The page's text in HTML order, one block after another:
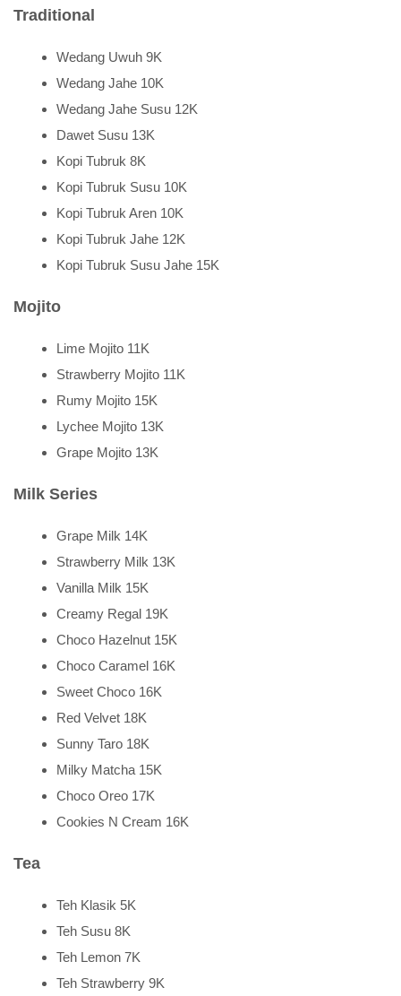
Traditional
Wedang Uwuh 9K
Wedang Jahe 10K
Wedang Jahe Susu 12K
Dawet Susu 13K
Kopi Tubruk 8K
Kopi Tubruk Susu 10K
Kopi Tubruk Aren 10K
Kopi Tubruk Jahe 12K
Kopi Tubruk Susu Jahe 15K
Mojito
Lime Mojito 11K
Strawberry Mojito 11K
Rumy Mojito 15K
Lychee Mojito 13K
Grape Mojito 13K
Milk Series
Grape Milk 14K
Strawberry Milk 13K
Vanilla Milk 15K
Creamy Regal 19K
Choco Hazelnut 15K
Choco Caramel 16K
Sweet Choco 16K
Red Velvet 18K
Sunny Taro 18K
Milky Matcha 15K
Choco Oreo 17K
Cookies N Cream 16K
Tea
Teh Klasik 5K
Teh Susu 8K
Teh Lemon 7K
Teh Strawberry 9K